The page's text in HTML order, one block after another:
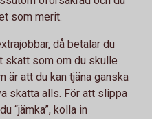
som merit.
då betalar du
skatt som om du skulle
är att du kan tjäna ganska
skatta alls. För att slippa
“jämka”, kolla in